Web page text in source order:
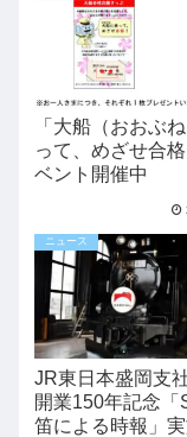
「大船（おおぶ
って、めざせ合
ベント開催中
ニュース
JR東日本盛岡支
開業150年記念「
笛による時報」